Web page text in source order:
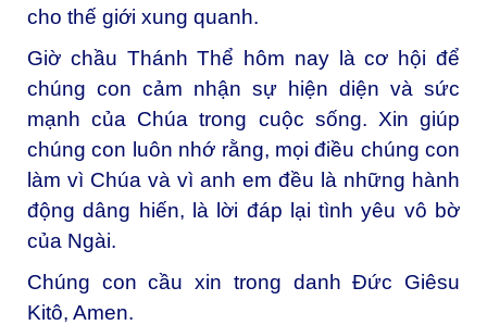
cho thế giới xung quanh.
Giờ chầu Thánh Thể hôm nay là cơ hội để
chúng con cảm nhận sự hiện diện và sức
mạnh của Chúa trong cuộc sống. Xin giúp
chúng con luôn nhớ rằng, mọi điều chúng con
làm vì Chúa và vì anh em đều là những hành
động dâng hiến, là lời đáp lại tình yêu vô bờ
của Ngài.
Chúng con cầu xin trong danh Đức Giêsu
Kitô, Amen.